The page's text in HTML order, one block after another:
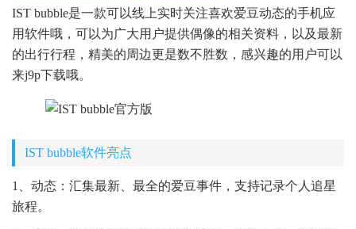
IST bubble是一款可以线上实时关注喜欢爱豆动态的手机应
用软件哦，可以为广大用户提供偶像的相关资料，以及最新
的出行行程，精美的周边更是数不胜数，感兴趣的用户可以
来j9p下载哦。
IST bubble软件亮点
1、动态：汇集最新、最全的爱豆事件，支持记录个人追星
旅程。